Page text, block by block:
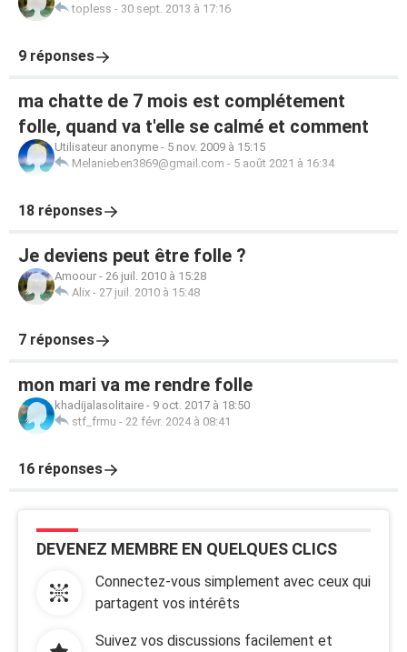
topless - 30 sept. 2013 à 17:16
9 réponses
ma chatte de 7 mois est complétement
folle, quand va t'elle se calmé et comment
Utilisateur anonyme - 5 nov. 2009 à 15:15
Melanieben3869@gmail.com - 5 août 2021 à 16:34
18 réponses
Je deviens peut être folle ?
Amoour - 26 juil. 2010 à 15:28
Alix - 27 juil. 2010 à 15:48
7 réponses
mon mari va me rendre folle
khadijalasolitaire - 9 oct. 2017 à 18:50
stf_frmu - 22 févr. 2024 à 08:41
16 réponses
DEVENEZ MEMBRE EN QUELQUES CLICS
Connectez-vous simplement avec ceux qui
partagent vos intérêts
Suivez vos discussions facilement et